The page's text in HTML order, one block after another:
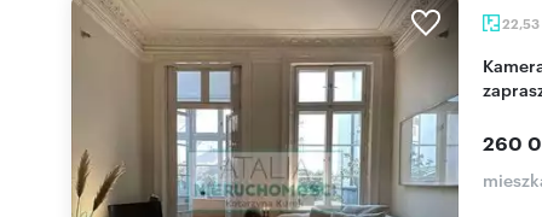
22,53
Kameralne mieszkanie 22,53 m² w kamienicy
260